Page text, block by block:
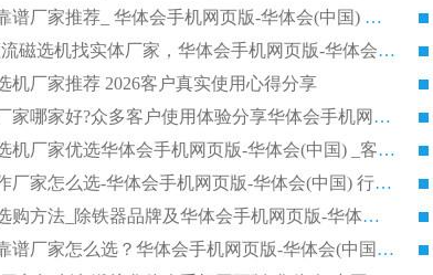
2026平板磁选机靠谱厂家推荐_ 华体会手机网页版-华体会(中国) 凭借良好口碑获得众多客户认可
选购矿山 CTS 顺流磁选机找实体厂家，华体会手机网页版-华体会(中国) 按需定制设备配套完善售后
机厂家推荐 2026客户真实使用心得分享
2026磁选机生产厂家哪家好?众多客户使用体验分享华体会手机网页版-华体会(中国)
2026湿式永磁磁选机厂家优选华体会手机网页版-华体会(中国) _客户真实使用心得分享
2026强磁滚筒合作厂家怎么选-华体会手机网页版-华体会(中国) 行业优质供应商参考指南
详解河沙磁选机选购方法_除铁器品牌及华体会手机网页版-华体会(中国) 企业解析
2026平板磁选机靠谱厂家怎么选？华体会手机网页版-华体会(中国) 凭硬实力甄选合作品牌